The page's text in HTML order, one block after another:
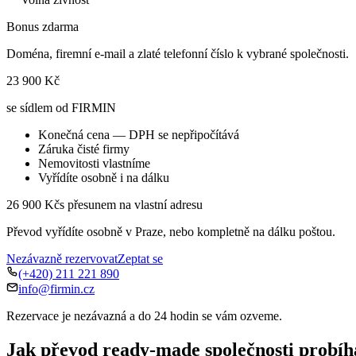
Bonus zdarma
Doména, firemní e-mail a zlaté telefonní číslo k vybrané společnosti.
23 900 Kč
se sídlem od FIRMIN
Konečná cena — DPH se nepřipočítává
Záruka čisté firmy
Nemovitosti vlastníme
Vyřídíte osobně i na dálku
26 900 Kčs přesunem na vlastní adresu
Převod vyřídíte osobně v Praze, nebo kompletně na dálku poštou.
Nezávazně rezervovatZeptat se
(+420) 211 221 890
info@firmin.cz
Rezervace je nezávazná a do 24 hodin se vám ozveme.
Jak převod ready-made společnosti